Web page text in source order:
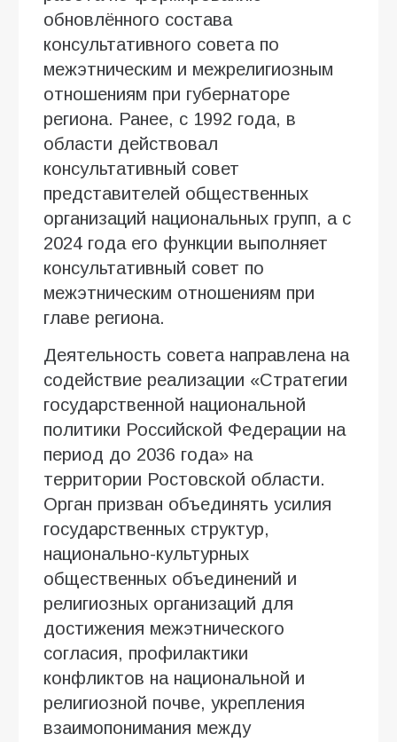
обновлённого состава
консультативного совета по
межэтническим и межрелигиозным
отношениям при губернаторе
региона. Ранее, с 1992 года, в
области действовал
консультативный совет
представителей общественных
организаций национальных групп, а с
2024 года его функции выполняет
консультативный совет по
межэтническим отношениям при
главе региона.
Деятельность совета направлена на
содействие реализации «Стратегии
государственной национальной
политики Российской Федерации на
период до 2036 года» на
территории Ростовской области.
Орган призван объединять усилия
государственных структур,
национально-культурных
общественных объединений и
религиозных организаций для
достижения межэтнического
согласия, профилактики
конфликтов на национальной и
религиозной почве, укрепления
взаимопонимания между